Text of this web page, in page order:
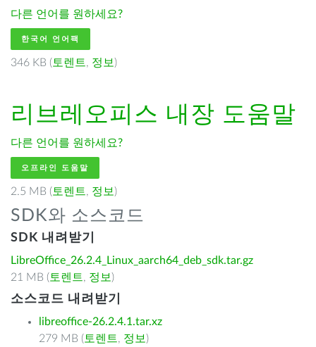
다른 언어를 원하세요?
한국어 언어팩
346 KB ( 토렌트, 정보 )
리브레오피스 내장 도움말
다른 언어를 원하세요?
오프라인 도움말
2.5 MB ( 토렌트, 정보 )
SDK와 소스코드
SDK 내려받기
LibreOffice_26.2.4_Linux_aarch64_deb_sdk.tar.gz
21 MB ( 토렌트, 정보 )
소스코드 내려받기
libreoffice-26.2.4.1.tar.xz
279 MB ( 토렌트, 정보 )